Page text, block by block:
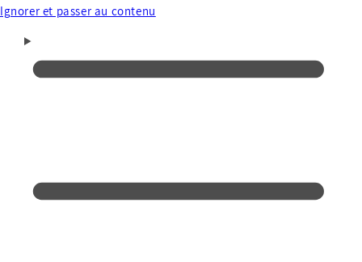
Ignorer et passer au contenu